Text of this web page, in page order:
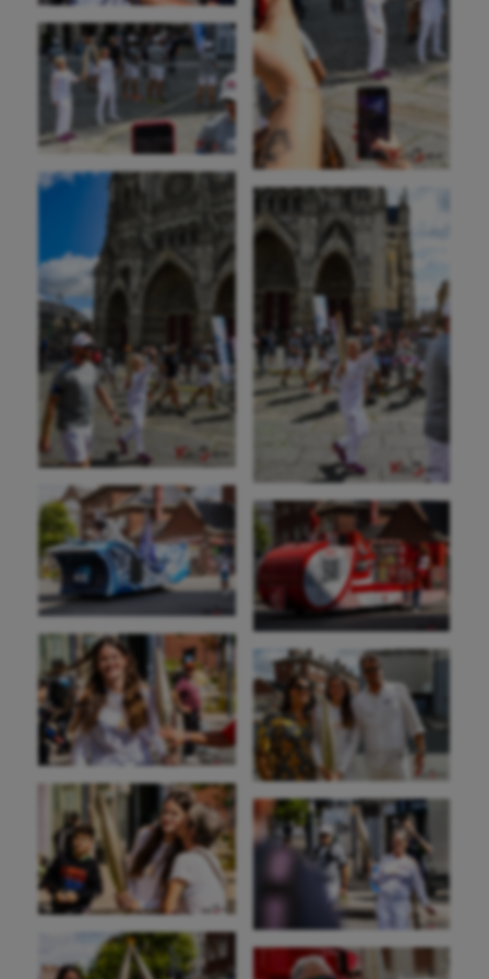
Escrime
Fitness
Flag football
Football américain
Futsal
Gymnastique
Gymnastique rythmique
Haltérophilie
Handisport
Hippisme
Jeux Olympiques et Paralympiques
Kayak-polo
Korfbal
Longue paume
Moto
Natation
Natation artistique
Omnisports
Outdoor
Paddle
Parkour